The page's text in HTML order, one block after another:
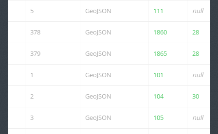
5 GeoJSON 111 null
378 GeoJSON 1860 28
379 GeoJSON 1865 28
1 GeoJSON 101 null
2 GeoJSON 104 30
3 GeoJSON 105 null